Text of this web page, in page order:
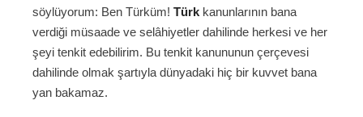
söylüyorum: Ben Türküm! Türk kanunlarının bana
verdiği müsaade ve selâhiyetler dahilinde herkesi ve her
şeyi tenkit edebilirim. Bu tenkit kanununun çerçevesi
dahilinde olmak şartıyla dünyadaki hiç bir kuvvet bana
yan bakamaz.